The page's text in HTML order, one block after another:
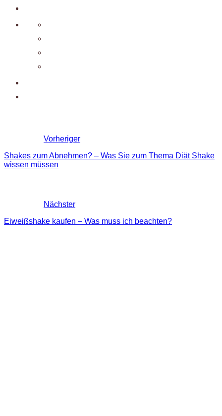
Vorheriger
Shakes zum Abnehmen? – Was Sie zum Thema Diät Shake
wissen müssen
Nächster
Eiweißshake kaufen – Was muss ich beachten?